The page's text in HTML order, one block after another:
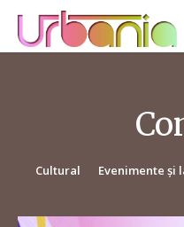
Cultural Evenimente și